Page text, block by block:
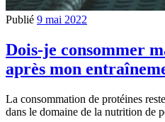
Publié 9 mai 2022
Dois-je consommer
après mon
La consommation de protéines
dans le domaine de la nutrition